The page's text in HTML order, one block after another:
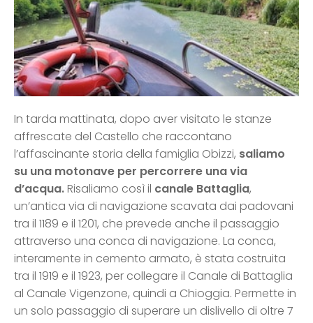
In tarda mattinata, dopo aver visitato le stanze
affrescate del Castello che raccontano
l’affascinante storia della famiglia Obizzi, saliamo
su una motonave per percorrere una via
d’acqua.Risaliamo così il canale Battaglia,
un’antica via di navigazione scavata dai padovani
tra il 1189 e il 1201, che prevede anche il passaggio
attraverso una conca di navigazione. La conca,
interamente in cemento armato, è stata costruita
tra il 1919 e il 1923, per collegare il Canale di Battaglia
al Canale Vigenzone, quindi a Chioggia. Permette in
un solo passaggio di superare un dislivello di oltre 7